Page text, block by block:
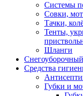
Системы
Совки,
Тачки,
Тенты,
Шланги
Средства
Губки и